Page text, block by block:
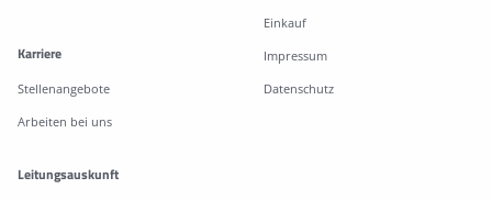
Karriere
Stellenangebote
Arbeiten bei uns
Einkauf
Impressum
Datenschutz
Leitungsauskunft